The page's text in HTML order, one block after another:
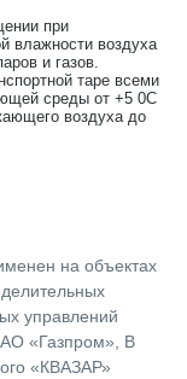
при
влажности воздуха
и газов.
таре всеми
среды от +5 0С
воздуха до
на объектах
управлений
«Газпром», В
«КВАЗАР»